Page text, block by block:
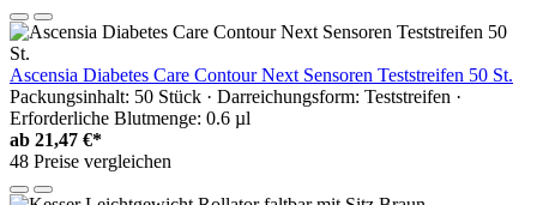
Ascensia Diabetes Care Contour Next Sensoren Teststreifen 50 St.
Packungsinhalt: 50 Stück · Darreichungsform: Teststreifen ·
Erforderliche Blutmenge: 0.6 µl
ab 21,47 €*
48 Preise vergleichen